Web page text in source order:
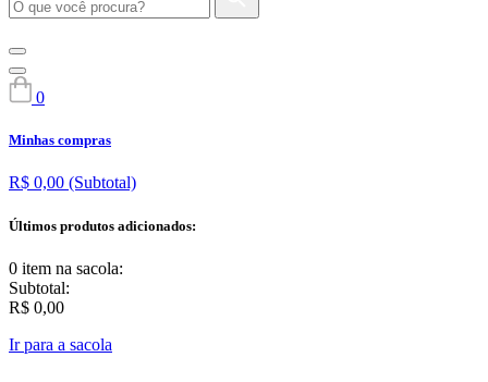
0
Minhas compras
R$ 0,00 (Subtotal)
Últimos produtos adicionados:
0 item na sacola:
Subtotal:
R$ 0,00
Ir para a sacola